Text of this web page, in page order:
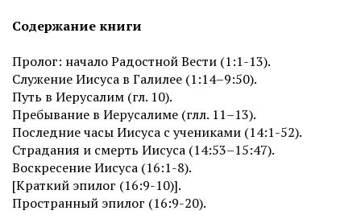
Содержание книги
Пролог: начало Радостной Вести (1:1-13).
Служение Иисуса в Галилее (1:14–9:50).
Путь в Иерусалим (гл. 10).
Пребывание в Иерусалиме (глл. 11–13).
Последние часы Иисуса с учениками (14:1-52).
Страдания и смерть Иисуса (14:53–15:47).
Воскресение Иисуса (16:1-8).
[Краткий эпилог (16:9-10)].
Пространный эпилог (16:9-20).